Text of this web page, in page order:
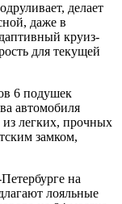
делает
даже в
круиз-
для текущей
6 подушек
автомобиля
легких, прочных
замком,
на
лояльные